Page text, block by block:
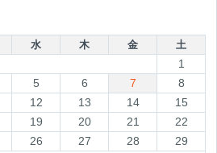
水 木 金 土
1
5 6 7
8
12 13 14
15
19 20 21
22
26 27 28
29